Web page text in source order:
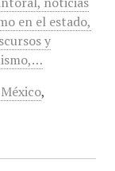
en el estado,
y
México,